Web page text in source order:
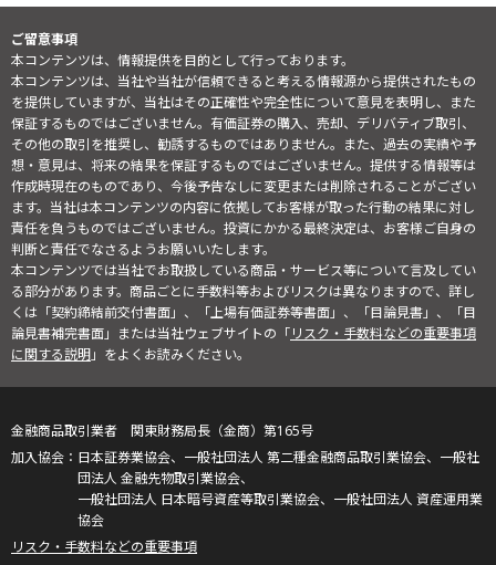
ご留意事項
本コンテンツは、情報提供を目的として行っております。
本コンテンツは、当社や当社が信頼できると考える情報源から提供されたもの
を提供していますが、当社はその正確性や完全性について意見を表明し、また
保証するものではございません。有価証券の購入、売却、デリバティブ取引、
その他の取引を推奨し、勧誘するものではありません。また、過去の実績や予
想・意見は、将来の結果を保証するものではございません。提供する情報等は
作成時現在のものであり、今後予告なしに変更または削除されることがござい
ます。当社は本コンテンツの内容に依拠してお客様が取った行動の結果に対し
責任を負うものではございません。投資にかかる最終決定は、お客様ご自身の
判断と責任でなさるようお願いいたします。
本コンテンツでは当社でお取扱している商品・サービス等について言及してい
る部分があります。商品ごとに手数料等およびリスクは異なりますので、詳し
くは「契約締結前交付書面」、「上場有価証券等書面」、「目論見書」、「目
論見書補完書面」または当社ウェブサイトの「リスク・手数料などの重要事項
に関する説明」をよくお読みください。
金融商品取引業者 関東財務局長（金商）第165号
日本証券業協会、一般社団法人 第二種金融商品取引業協会、一般社
団法人 金融先物取引業協会、
一般社団法人 日本暗号資産等取引業協会、一般社団法人 資産運用業
協会
リスク・手数料などの重要事項